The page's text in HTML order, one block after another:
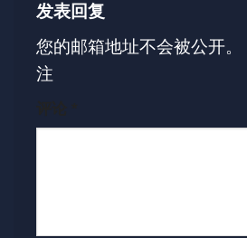
发表回复
您的邮箱地址不会被公开。
注